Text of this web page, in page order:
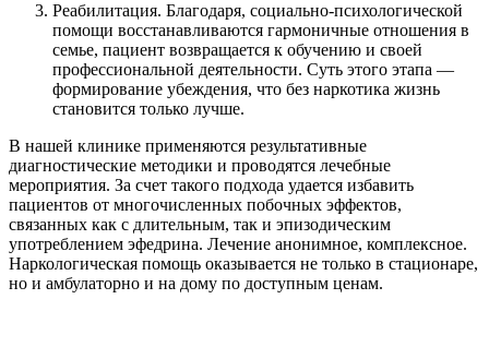
Реабилитация. Благодаря, социально-психологической
помощи восстанавливаются гармоничные отношения в
семье, пациент возвращается к обучению и своей
профессиональной деятельности. Суть этого этапа —
формирование убеждения, что без наркотика жизнь
становится только лучше.
В нашей клинике применяются результативные
диагностические методики и проводятся лечебные
мероприятия. За счет такого подхода удается избавить
пациентов от многочисленных побочных эффектов,
связанных как с длительным, так и эпизодическим
употреблением эфедрина. Лечение анонимное, комплексное.
Наркологическая помощь оказывается не только в стационаре,
но и амбулаторно и на дому по доступным ценам.